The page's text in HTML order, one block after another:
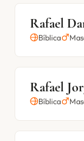
Rafael
Bíblica
Rafael
Bíblica